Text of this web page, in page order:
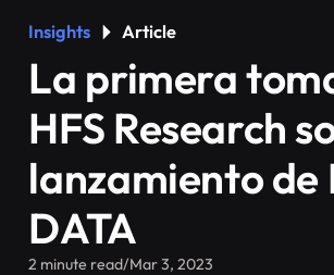
Insights Article
La primera
HFS Research
lanzamiento de
DATA
2 minute read/Mar 3, 2023